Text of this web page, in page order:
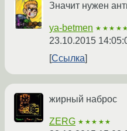
Значит нужен
ya-betmen ★★★★★
23.10.2015
Ссылка
жирный наброс
ZERG ★★★★★